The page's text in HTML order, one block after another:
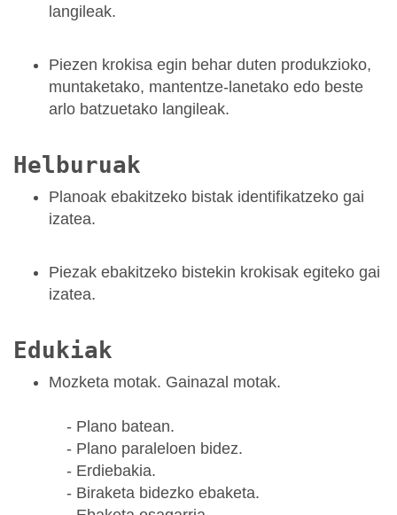
langileak.
Piezen krokisa egin behar duten produkzioko,
muntaketako, mantentze-lanetako edo beste
arlo batzuetako langileak.
Helburuak
Planoak ebakitzeko bistak identifikatzeko gai
izatea.
Piezak ebakitzeko bistekin krokisak egiteko gai
izatea.
Edukiak
Mozketa motak. Gainazal motak.
- Plano batean.
- Plano paraleloen bidez.
- Erdiebakia.
- Biraketa bidezko ebaketa.